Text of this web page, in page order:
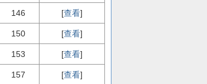
146 [查看]
150 [查看]
153 [查看]
157 [查看]